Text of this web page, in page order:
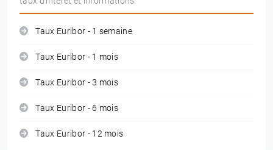
Taux Euribor - 1 semaine
Taux Euribor - 1 mois
Taux Euribor - 3 mois
Taux Euribor - 6 mois
Taux Euribor - 12 mois